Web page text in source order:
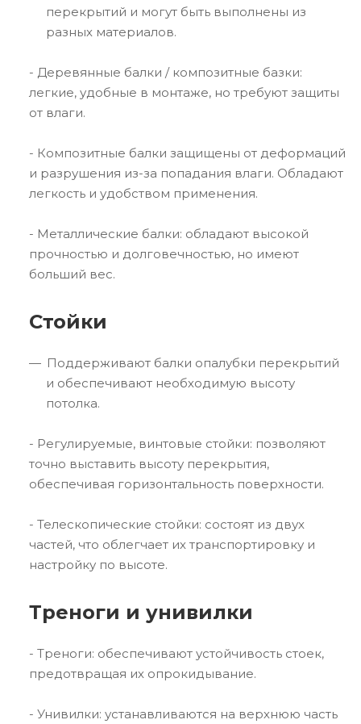
перекрытий и могут быть выполнены из
разных материалов.
- Деревянные балки / композитные базки:
легкие, удобные в монтаже, но требуют защиты
от влаги.
- Композитные балки защищены от деформаций
и разрушения из-за попадания влаги. Обладают
легкость и удобством применения.
- Металлические балки: обладают высокой
прочностью и долговечностью, но имеют
больший вес.
Стойки
Поддерживают балки опалубки перекрытий
и обеспечивают необходимую высоту
потолка.
- Регулируемые, винтовые стойки: позволяют
точно выставить высоту перекрытия,
обеспечивая горизонтальность поверхности.
- Телескопические стойки: состоят из двух
частей, что облегчает их транспортировку и
настройку по высоте.
Треноги и унивилки
- Треноги: обеспечивают устойчивость стоек,
предотвращая их опрокидывание.
- Унивилки: устанавливаются на верхнюю часть